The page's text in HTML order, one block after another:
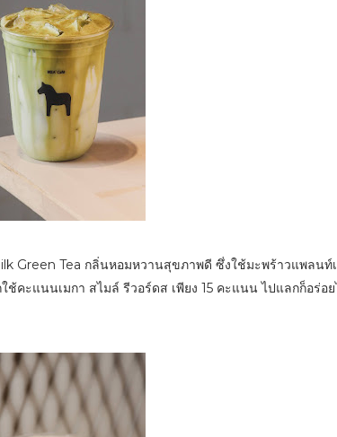
Green Tea กลิ่นหอมหวานสุขภาพดี ซึ่งใช้มะพร้าวแพลนท์
ะแนนเมกา สไมล์ รีวอร์ดส เพียง 15 คะแนน ไปแลกก็อร่อย